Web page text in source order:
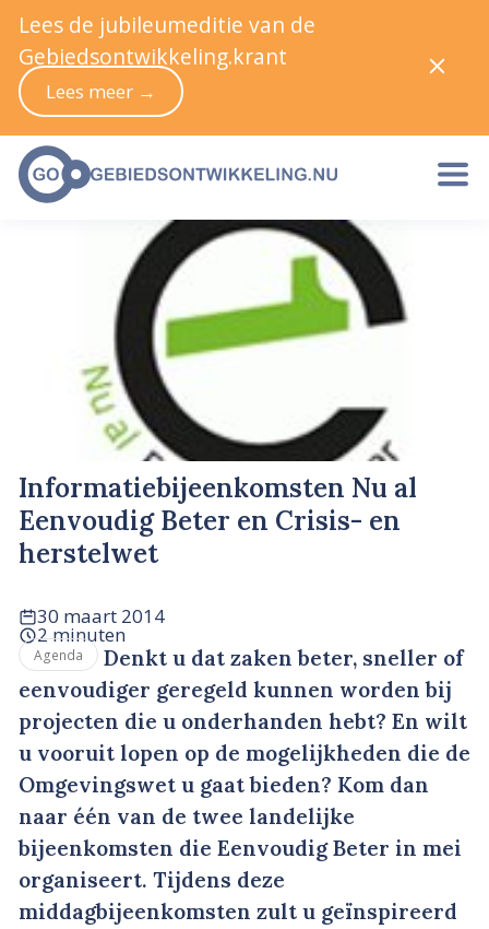
Informatiebijeenkomsten Nu al
Eenvoudig Beter en Crisis- en
herstelwet
30 maart 2014
2 minuten
Agenda
Denkt u dat zaken beter, sneller of
eenvoudiger geregeld kunnen worden bij
projecten die u onderhanden hebt? En wilt
u vooruit lopen op de mogelijkheden die de
Omgevingswet u gaat bieden? Kom dan
naar één van de twee landelijke
bijeenkomsten die Eenvoudig Beter in mei
organiseert. Tijdens deze
middagbijeenkomsten zult u geïnspireerd
Lees de jubileumeditie van de
Gebiedsontwikkeling.krant
Lees meer →